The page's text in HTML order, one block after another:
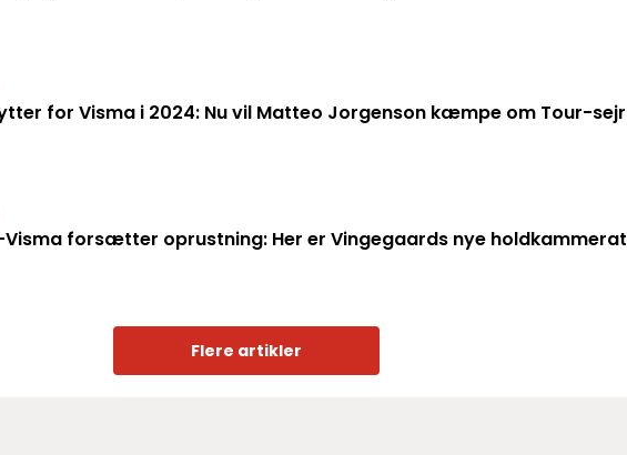
for Visma i 2024: Nu vil Matteo Jorgenson kæmpe om Tour-sejr
forsætter oprustning: Her er Vingegaards nye holdkammerat
Flere artikler